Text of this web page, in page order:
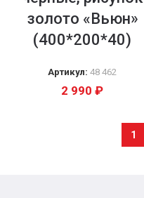
золото «Вьюн»
(400*200*40)
Артикул: 48 462
2 990 ₽
1